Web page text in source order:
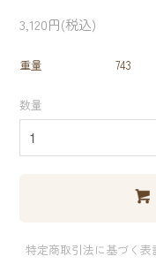
3,120円(税込)
重量 743
数量
特定商取引法に基づく表